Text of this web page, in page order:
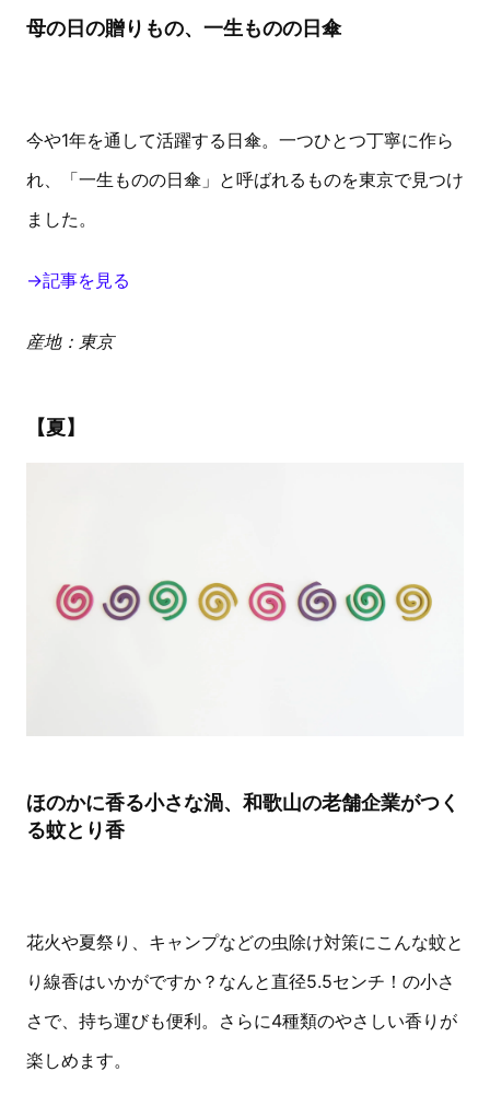
母の日の贈りもの、一生ものの日傘
今や1年を通して活躍する日傘。一つひとつ丁寧に作ら
れ、「一生ものの日傘」と呼ばれるものを東京で見つけ
ました。
→記事を見る
産地：東京
【夏】
ほのかに香る小さな渦、和歌山の老舗企業がつく
る蚊とり香
花火や夏祭り、キャンプなどの虫除け対策にこんな蚊と
り線香はいかがですか？なんと直径5.5センチ！の小さ
さで、持ち運びも便利。さらに4種類のやさしい香りが
楽しめます。